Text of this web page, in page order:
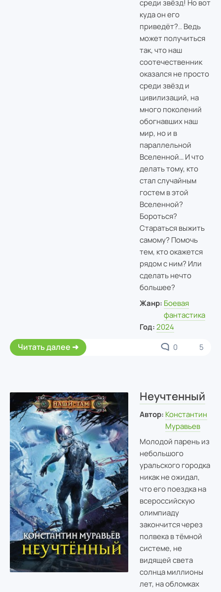
среди звёзд! Но вот
куда он его
приведёт?.. Ведь
может получиться
так, что наш
соотечественник
оказался не просто
среди звёзд и
цивилизаций, на
много поколений
обогнавших наш
мир, но и в
параллельной
Вселенной… И что
делать тому, кто
стал случайным
гостем в этой
Вселенной?
Бороться?
Стараться выжить
самому? Помочь
тем, кто окажется
рядом с ним? Или
сделать нечто
большее?
Жанр: Боевая
фантастика
Год: 2024
Читать далее 0 5
Неучтенный
Автор: Константин
Муравьев
Молодой парень из
небольшого
уральского городка
никак не ожидал,
что его поездка на
всероссийскую
олимпиаду
закончится через
полвека в тёмной
системе, не
видящей света
солнца миллионы
лет, на обломках